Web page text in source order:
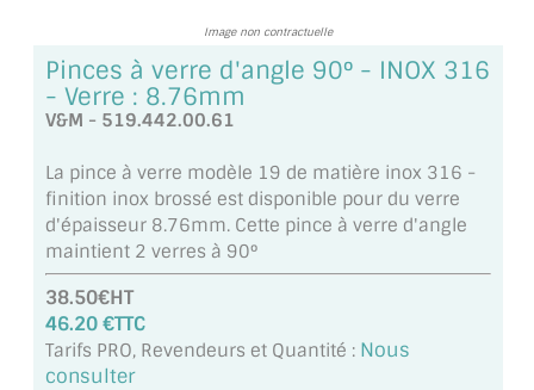
MIROIR VIEILLI
MIROIR DÉCORATIF DE COULEUR
LOTS DE MIROIRS EN MOZAÏQUE
MIROIR POUR PORTE
MIROIR PAROI DE DOUCHE
MIROIR POUR SALLE DE SPORT
Image non contractuelle
Pinces à verre d'angle 90° - INOX 316
- Verre : 8.76mm
V&M - 519.442.00.61
La pince à verre modèle 19 de matière inox 316 -
finition inox brossé est disponible pour du verre
d'épaisseur 8.76mm. Cette pince à verre d'angle
maintient 2 verres à 90°
38.50€HT
46.20 €TTC
Tarifs PRO, Revendeurs et Quantité : Nous
consulter